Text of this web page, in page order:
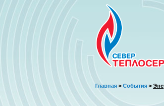
Главная > События >